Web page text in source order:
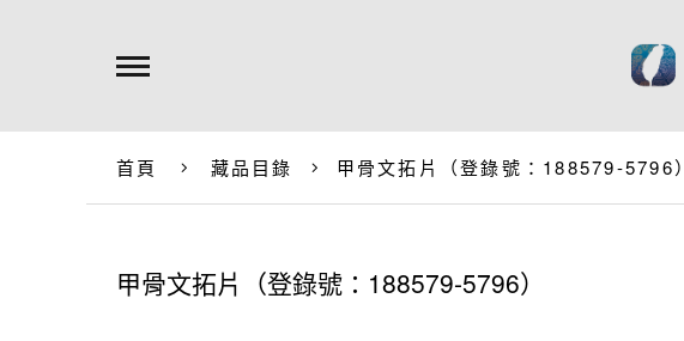
首頁 藏品目錄 甲骨文拓片（登錄號：188579-5796）
甲骨文拓片（登錄號：188579-5796）